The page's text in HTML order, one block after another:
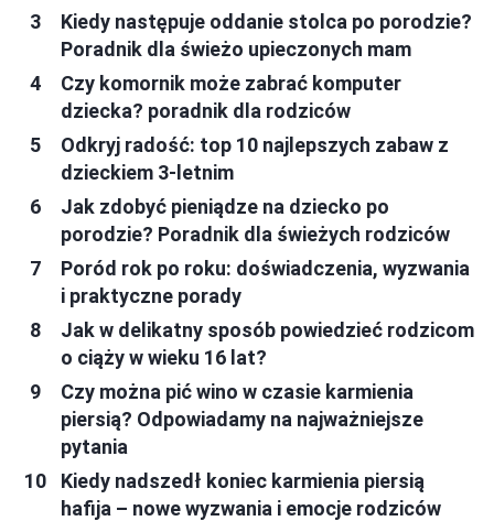
Kiedy następuje oddanie stolca po porodzie?
Poradnik dla świeżo upieczonych mam
Czy komornik może zabrać komputer
dziecka? poradnik dla rodziców
Odkryj radość: top 10 najlepszych zabaw z
dzieckiem 3-letnim
Jak zdobyć pieniądze na dziecko po
porodzie? Poradnik dla świeżych rodziców
Poród rok po roku: doświadczenia, wyzwania
i praktyczne porady
Jak w delikatny sposób powiedzieć rodzicom
o ciąży w wieku 16 lat?
Czy można pić wino w czasie karmienia
piersią? Odpowiadamy na najważniejsze
pytania
Kiedy nadszedł koniec karmienia piersią
hafija – nowe wyzwania i emocje rodziców